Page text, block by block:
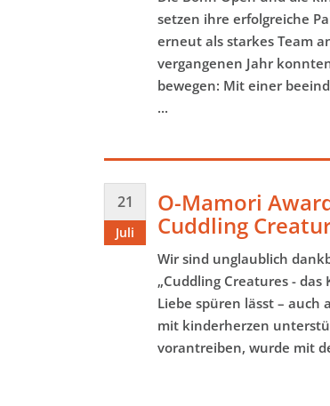
setzen ihre erfolgreiche
erneut als starkes Team
vergangenen Jahr
bewegen: Mit einer
...
21
Juli
O-Mamori
Cuddling
Wir sind unglaublich
„Cuddling Creatures -
Liebe spüren lässt – auch
mit kinderherzen
vorantreiben, wurde mit